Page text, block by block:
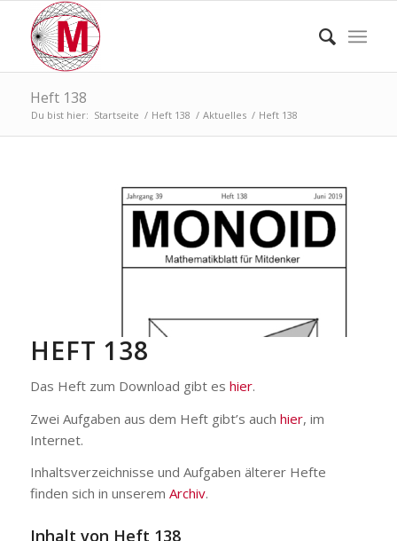
Heft 138
Du bist hier: Startseite / Heft 138 / Aktuelles / Heft 138
HEFT 138
Das Heft zum Download gibt es hier.
Zwei Aufgaben aus dem Heft gibt’s auch hier, im
Internet.
Inhaltsverzeichnisse und Aufgaben älterer Hefte
finden sich in unserem Archiv.
Inhalt von Heft 138